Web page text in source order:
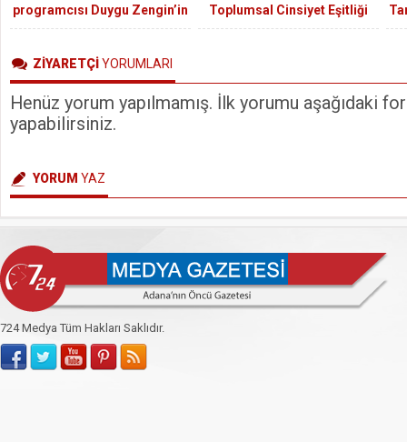
programcısı Duygu Zengin’in
mutlu günü
Toplumsal Cinsiyet Eşitliği
Komisyon Başkanı Dilara
işte daha iyi ya da kötü
olacağı kanaatiyle
ZİYARETÇİYORUMLARI
Henüz yorum yapılmamış. İlk yorumu aşağıdaki
yapabilirsiniz.
YORUM YAZ
724 Medya Tüm Hakları Saklıdır.